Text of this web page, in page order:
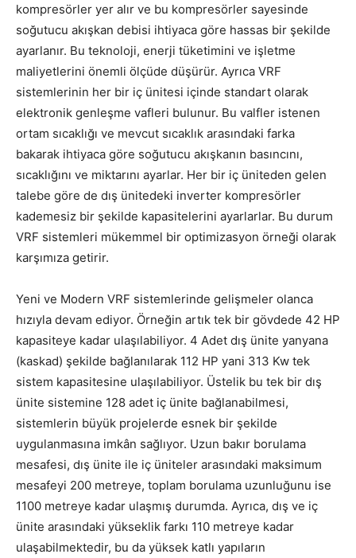
kompresörler yer alır ve bu kompresörler sayesinde
soğutucu akışkan debisi ihtiyaca göre hassas bir şekilde
ayarlanır. Bu teknoloji, enerji tüketimini ve işletme
maliyetlerini önemli ölçüde düşürür. Ayrıca VRF
sistemlerinin her bir iç ünitesi içinde standart olarak
elektronik genleşme vafleri bulunur. Bu valfler istenen
ortam sıcaklığı ve mevcut sıcaklık arasındaki farka
bakarak ihtiyaca göre soğutucu akışkanın basıncını,
sıcaklığını ve miktarını ayarlar. Her bir iç üniteden gelen
talebe göre de dış ünitedeki inverter kompresörler
kademesiz bir şekilde kapasitelerini ayarlarlar. Bu durum
VRF sistemleri mükemmel bir optimizasyon örneği olarak
karşımıza getirir.
Yeni ve Modern VRF sistemlerinde gelişmeler olanca
hızıyla devam ediyor. Örneğin artık tek bir gövdede 42 HP
kapasiteye kadar ulaşılabiliyor. 4 Adet dış ünite yanyana
(kaskad) şekilde bağlanılarak 112 HP yani 313 Kw tek
sistem kapasitesine ulaşılabiliyor. Üstelik bu tek bir dış
ünite sistemine 128 adet iç ünite bağlanabilmesi,
sistemlerin büyük projelerde esnek bir şekilde
uygulanmasına imkân sağlıyor. Uzun bakır borulama
mesafesi, dış ünite ile iç üniteler arasındaki maksimum
mesafeyi 200 metreye, toplam borulama uzunluğunu ise
1100 metreye kadar ulaşmış durumda. Ayrıca, dış ve iç
ünite arasındaki yükseklik farkı 110 metreye kadar
ulaşabilmektedir, bu da yüksek katlı yapıların